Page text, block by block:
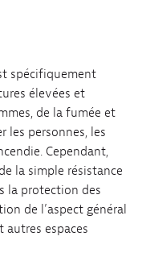
spécifiquement
élevées et
de la fumée et
les personnes, les
Cependant,
la simple résistance
la protection des
de l’aspect général
espaces